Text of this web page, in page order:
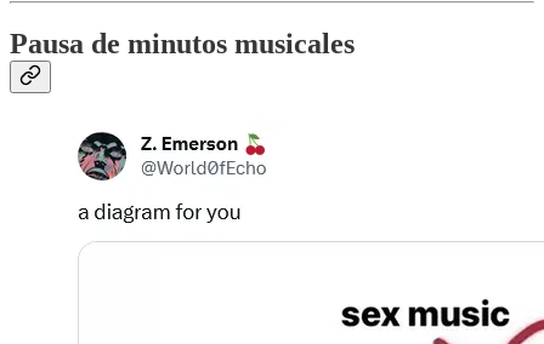
Pausa de minutos musicales